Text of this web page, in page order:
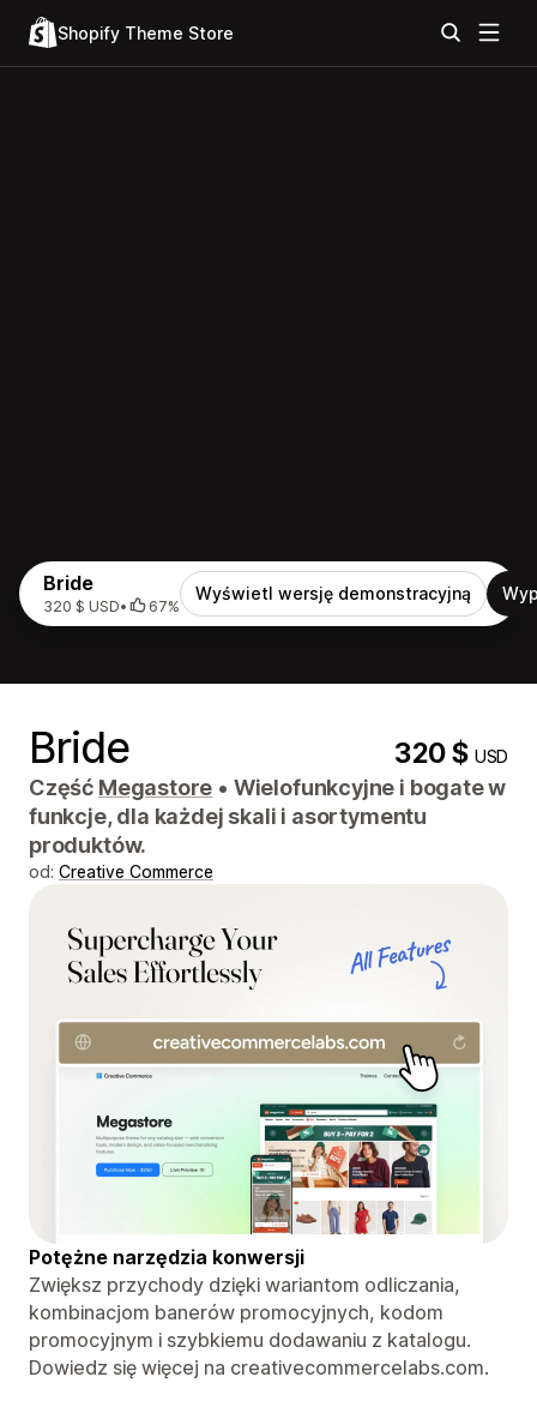
Shopify Theme Store
Bride
320 $ USD• 67%
Wyświetl wersję demonstracyjną
Bride 320 $USD
Część Megastore • Wielofunkcyjne i bogate w
funkcje, dla każdej skali i asortymentu
produktów.
od: Creative Commerce
Potężne narzędzia konwersji
Zwiększ przychody dzięki wariantom odliczania,
kombinacjom banerów promocyjnych, kodom
promocyjnym i szybkiemu dodawaniu z katalogu.
Dowiedz się więcej na creativecommercelabs.com.